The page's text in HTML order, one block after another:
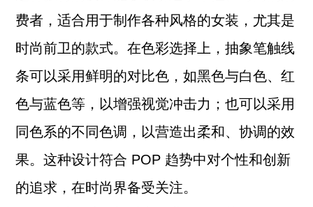
费者，适合用于制作各种风格的女装，尤其是
时尚前卫的款式。在色彩选择上，抽象笔触线
条可以采用鲜明的对比色，如黑色与白色、红
色与蓝色等，以增强视觉冲击力；也可以采用
同色系的不同色调，以营造出柔和、协调的效
果。这种设计符合 POP 趋势中对个性和创新
的追求，在时尚界备受关注。